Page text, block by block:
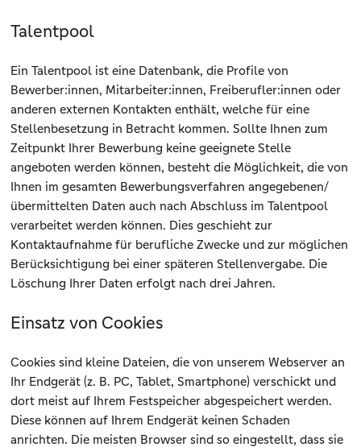
Talentpool
Ein Talentpool ist eine Datenbank, die Profile von
Bewerber:innen, Mitarbeiter:innen, Freiberufler:innen oder
anderen externen Kontakten enthält, welche für eine
Stellenbesetzung in Betracht kommen. Sollte Ihnen zum
Zeitpunkt Ihrer Bewerbung keine geeignete Stelle
angeboten werden können, besteht die Möglichkeit, die von
Ihnen im gesamten Bewerbungsverfahren angegebenen/
übermittelten Daten auch nach Abschluss im Talentpool
verarbeitet werden können. Dies geschieht zur
Kontaktaufnahme für berufliche Zwecke und zur möglichen
Berücksichtigung bei einer späteren Stellenvergabe. Die
Löschung Ihrer Daten erfolgt nach drei Jahren.
Einsatz von Cookies
Cookies sind kleine Dateien, die von unserem Webserver an
Ihr Endgerät (z. B. PC, Tablet, Smartphone) verschickt und
dort meist auf Ihrem Festspeicher abgespeichert werden.
Diese können auf Ihrem Endgerät keinen Schaden
anrichten. Die meisten Browser sind so eingestellt, dass sie